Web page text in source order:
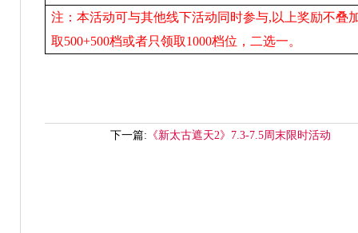
注：本活动可与其他线下活动同时参与,以上奖励不叠
取500+500档或者只领取1000档位，二选一。
下一篇: 《新太古遮天2》7.3-7.5周末限时活动